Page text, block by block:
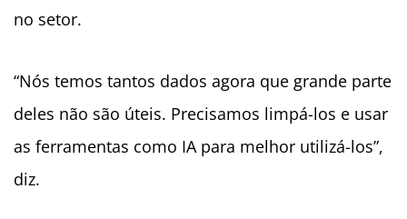
no setor.
“Nós temos tantos dados agora que grande parte
deles não são úteis. Precisamos limpá-los e usar
as ferramentas como IA para melhor utilizá-los”,
diz.